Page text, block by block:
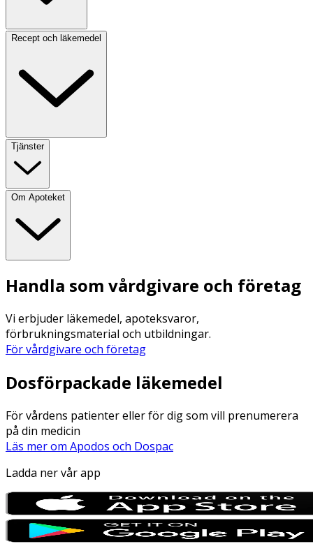
Recept och läkemedel
Tjänster
Om Apoteket
Handla som vårdgivare och företag
Vi erbjuder läkemedel, apoteksvaror,
förbrukningsmaterial och utbildningar.
För vårdgivare och företag
Dosförpackade läkemedel
För vårdens patienter eller för dig som vill prenumerera
på din medicin
Läs mer om Apodos och Dospac
Ladda ner vår app